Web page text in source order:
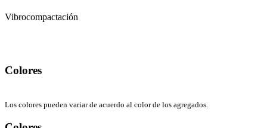
Vibrocompactación
Colores
Los colores pueden variar de acuerdo al color de los agregados.